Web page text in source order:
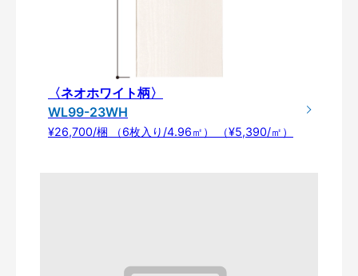
〈ネオホワイト柄〉
WL99-23WH
¥26,700/梱 （6枚入り/4.96㎡） （¥5,390/㎡）